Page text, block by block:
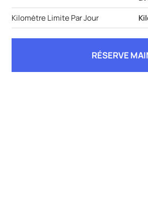
Kilomètre Limite Par Jour
RÉSERVE